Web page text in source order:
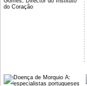
do Coração